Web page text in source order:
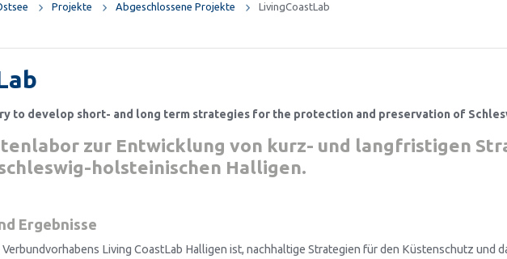
Projekte Abgeschlossene Projekte LivingCoastLab
to develop short- and long term strategies for the protection and preservation of
zur Entwicklung von kurz- und langfristigen
holsteinischen Halligen.
Ergebnisse
Living CoastLab Halligen ist, nachhaltige Strategien für den Küstenschutz und